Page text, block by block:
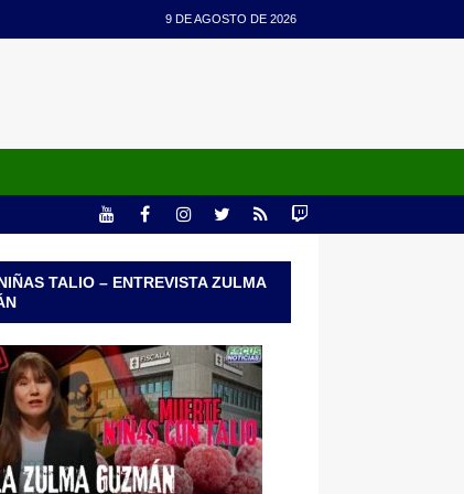
9 DE AGOSTO DE 2026
TALIO – ENTREVISTA ZULMA